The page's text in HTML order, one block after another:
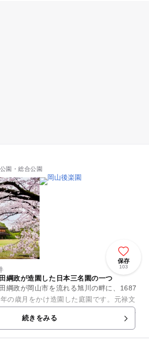
園・総合公園
保存
103
綱政が造園した日本三名園の一つ
綱政が岡山市を流れる旭川の畔に、1687
の歳月をかけ造園した庭園です。元禄文
て、日本三名園の一つに数えられていま
続きをみる